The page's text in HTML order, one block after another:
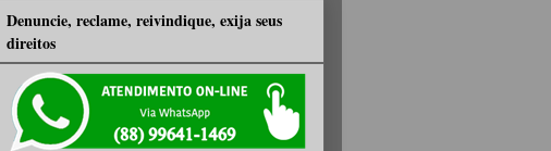
Denuncie, reclame, reivindique, exija seus
direitos